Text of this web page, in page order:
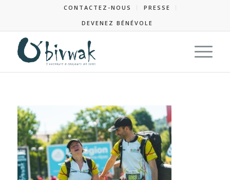
CONTACTEZ-NOUS
PRESSE
DEVENEZ BÉNÉVOLE